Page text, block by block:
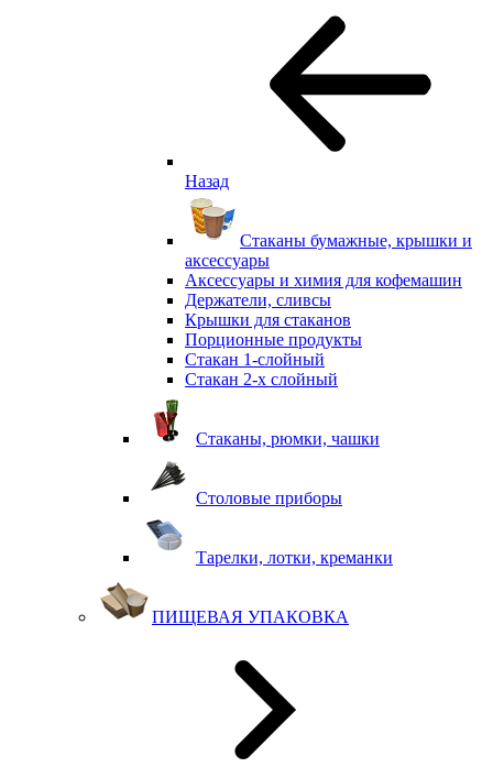
Назад
Стаканы бумажные, крышки и
аксессуары
Аксессуары и химия для кофемашин
Держатели, сливсы
Крышки для стаканов
Порционные продукты
Стакан 1-слойный
Стакан 2-х слойный
Стаканы, рюмки, чашки
Столовые приборы
Тарелки, лотки, креманки
ПИЩЕВАЯ УПАКОВКА